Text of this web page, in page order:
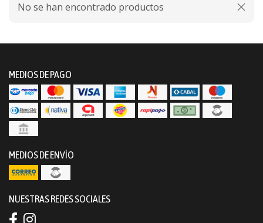
No se han encontrado productos
MEDIOS DE PAGO
MEDIOS DE ENVÍO
NUESTRAS REDES SOCIALES